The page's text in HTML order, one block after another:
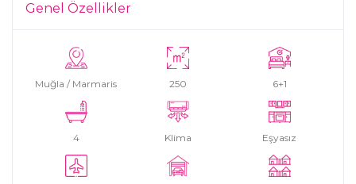
Genel Özellikler
Muğla / Marmaris 250 6+1
4 Klima Eşyasız